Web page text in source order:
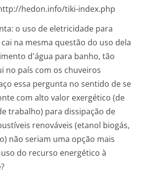
hedon.info/tiki-index.php
o uso de eletricidade para
na mesma questão do uso dela
d'água para banho, tão
no país com os chuveiros
essa pergunta no sentido de se
com alto valor exergético (de
trabalho) para dissipação de
renováveis (etanol biogás,
não seriam uma opção mais
do recurso energético à